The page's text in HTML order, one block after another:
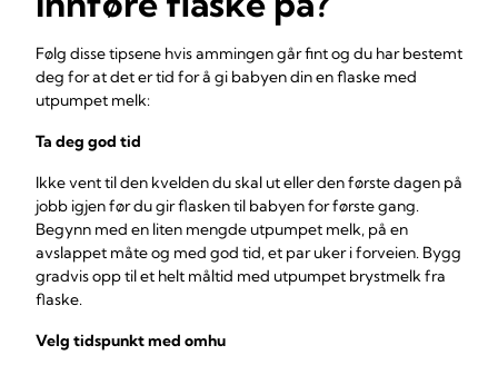
Følg disse tipsene hvis ammingen går fint og du har bestemt
deg for at det er tid for å gi babyen din en flaske med
utpumpet melk:
Ta deg god tid
Ikke vent til den kvelden du skal ut eller den første dagen på
jobb igjen før du gir flasken til babyen for første gang.
Begynn med en liten mengde utpumpet melk, på en
avslappet måte og med god tid, et par uker i forveien. Bygg
gradvis opp til et helt måltid med utpumpet brystmelk fra
flaske.
Velg tidspunkt med omhu